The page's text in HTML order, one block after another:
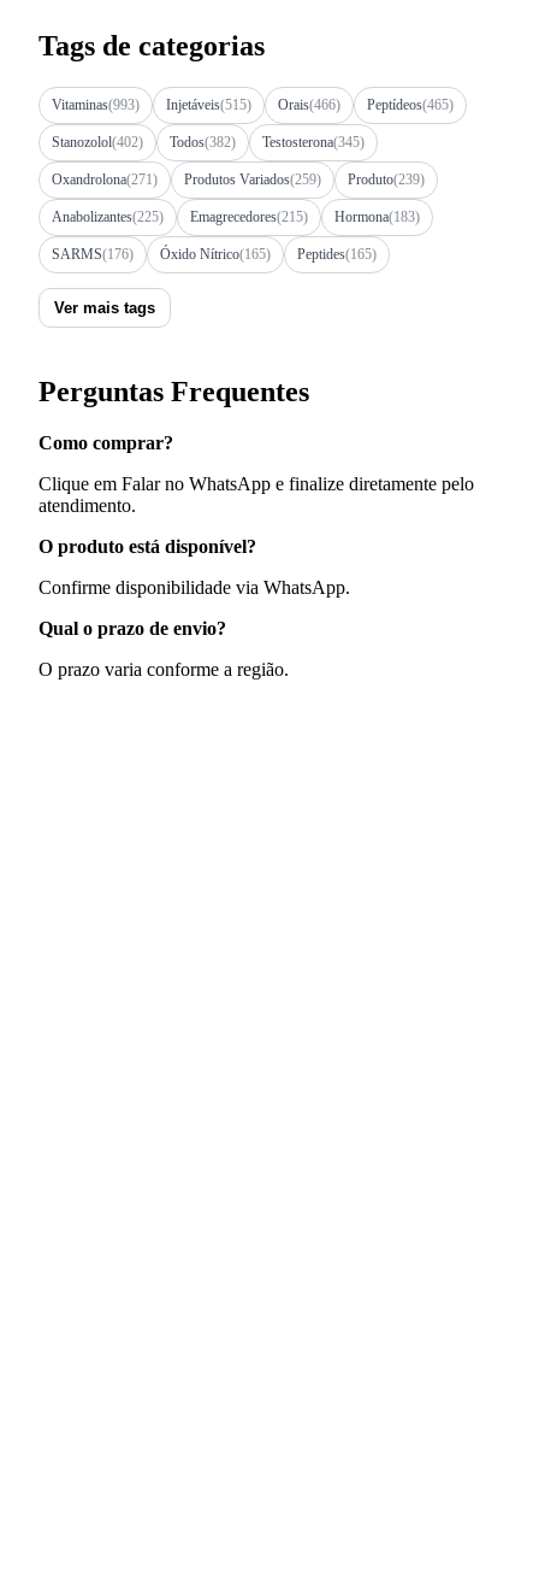
Tags de categorias
Vitaminas(993) Injetáveis(515) Orais(466) Peptídeos(465)
Stanozolol(402) Todos(382) Testosterona(345)
Oxandrolona(271) Produtos Variados(259) Produto(239)
Anabolizantes(225) Emagrecedores(215) Hormona(183)
SARMS(176) Óxido Nítrico(165) Peptides(165)
Ver mais tags
Perguntas Frequentes
Como comprar?
Clique em Falar no WhatsApp e finalize diretamente pelo
atendimento.
O produto está disponível?
Confirme disponibilidade via WhatsApp.
Qual o prazo de envio?
O prazo varia conforme a região.